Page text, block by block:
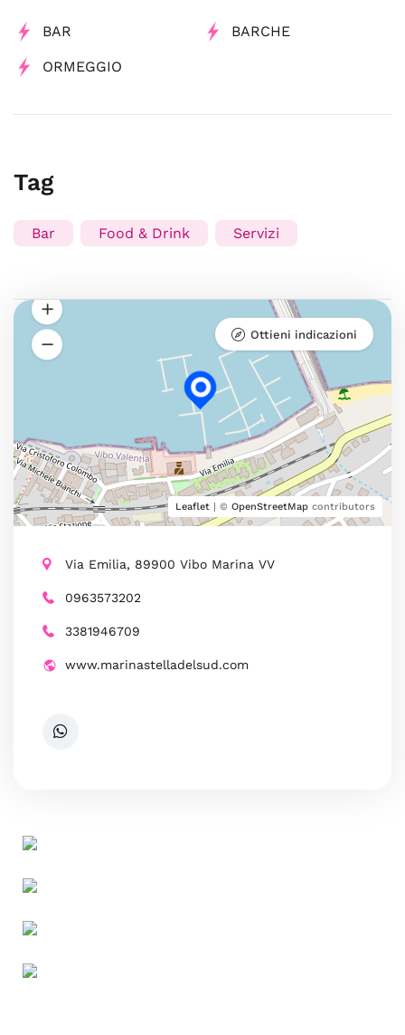
BAR BARCHE
ORMEGGIO
Tag
Bar Food & Drink Servizi
Leaflet | © OpenStreetMap contributors
Ottieni indicazioni
Via Emilia, 89900 Vibo Marina VV
0963573202
3381946709
www.marinastelladelsud.com